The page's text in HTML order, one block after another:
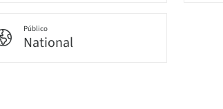
Público
National